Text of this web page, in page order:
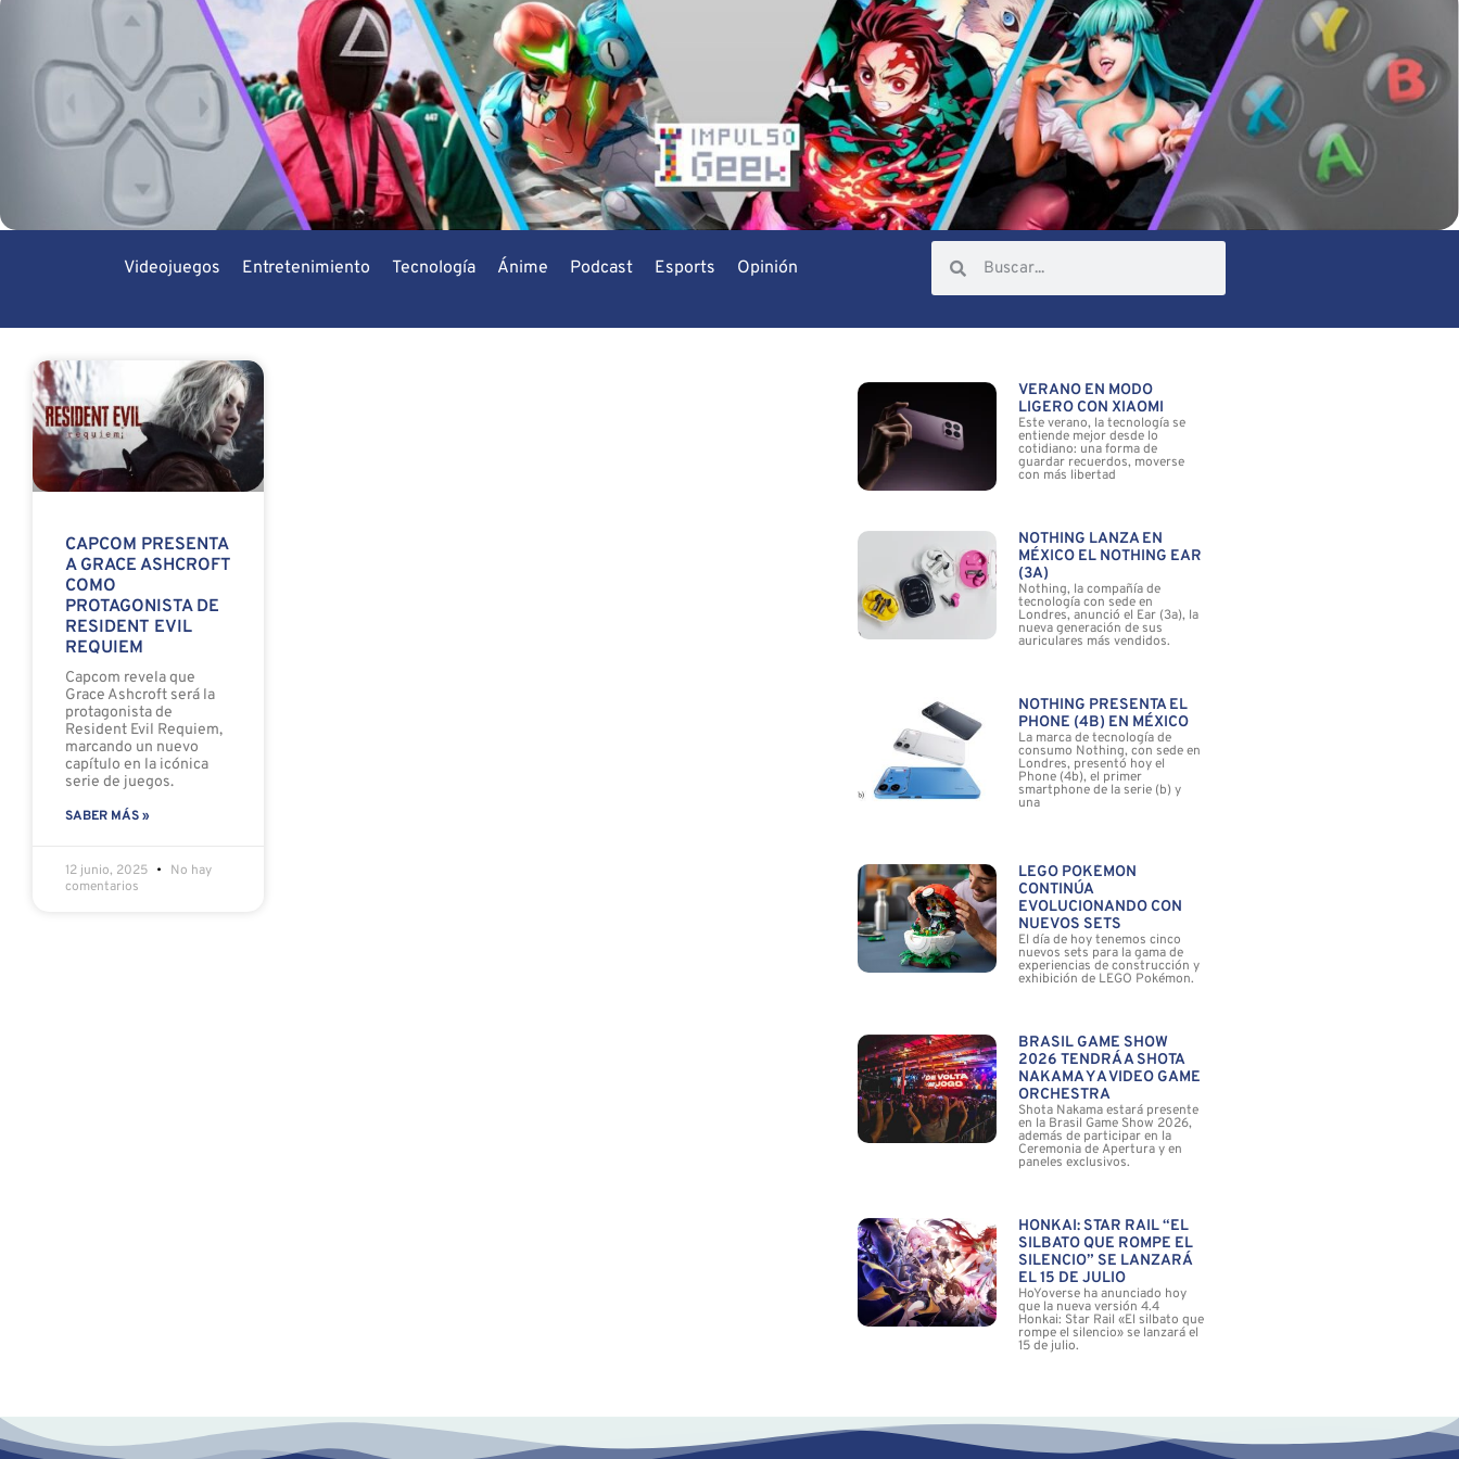
Videojuegos Entretenimiento Tecnología Ánime Podcast Esports Opinión
CAPCOM PRESENTA
A GRACE ASHCROFT
COMO
PROTAGONISTA DE
RESIDENT EVIL
REQUIEM
Capcom revela que
Grace Ashcroft será la
protagonista de
Resident Evil Requiem,
marcando un nuevo
capítulo en la icónica
serie de juegos.
SABER MÁS »
12 junio, 2025
No hay
comentarios
VERANO EN MODO
LIGERO CON XIAOMI
Este verano, la tecnología se
entiende mejor desde lo
cotidiano: una forma de
guardar recuerdos, moverse
con más libertad
NOTHING LANZA EN
MÉXICO EL NOTHING EAR
(3A)
Nothing, la compañía de
tecnología con sede en
Londres, anunció el Ear (3a), la
nueva generación de sus
auriculares más vendidos.
NOTHING PRESENTA EL
PHONE (4B) EN MÉXICO
La marca de tecnología de
consumo Nothing, con sede en
Londres, presentó hoy el
Phone (4b), el primer
smartphone de la serie (b) y
una
LEGO POKÉMON
CONTINÚA
EVOLUCIONANDO CON
NUEVOS SETS
El día de hoy tenemos cinco
nuevos sets para la gama de
experiencias de construcción y
exhibición de LEGO Pokémon.
BRASIL GAME SHOW
2026 TENDRÁ A SHOTA
NAKAMA Y A VIDEO GAME
ORCHESTRA
Shota Nakama estará presente
en la Brasil Game Show 2026,
además de participar en la
Ceremonia de Apertura y en
paneles exclusivos.
HONKAI: STAR RAIL “EL
SILBATO QUE ROMPE EL
SILENCIO” SE LANZARÁ
EL 15 DE JULIO
HoYoverse ha anunciado hoy
que la nueva versión 4.4
Honkai: Star Rail «El silbato que
rompe el silencio» se lanzará el
15 de julio.